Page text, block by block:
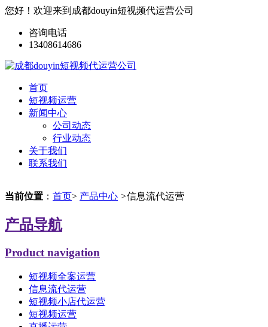
您好！欢迎来到成都douyin短视频代运营公司
咨询电话
13408614686
首页
短视频运营
新闻中心
公司动态
行业动态
关于我们
联系我们
当前位置 ： 首页> 产品中心 >信息流代运营
产品导航
Product navigation
短视频全案运营
信息流代运营
短视频小店代运营
短视频运营